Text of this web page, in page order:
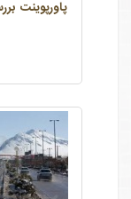
پاورپوینت